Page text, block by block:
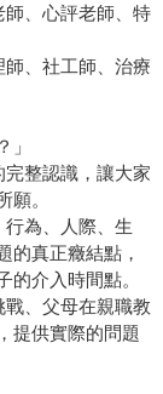
、心評老師、特
、社工師、治療
整認識，讓大家
願。
為、人際、生
的真正癥結點，
介入時間點。
、父母在親職教
提供實際的問題